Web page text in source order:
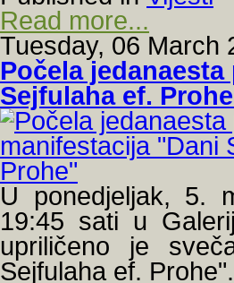
Read more...
Tuesday, 06 March
Počela
Sejfulaha ef.
U ponedjeljak, 5.
19:45 sati u
upriličeno je
Sejfulaha ef. Prohe".